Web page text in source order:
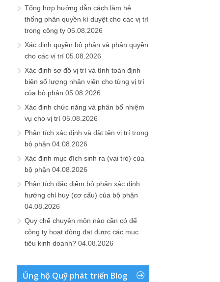
Tổng hợp hướng dẫn cách làm hệ
thống phân quyền kí duyệt cho các vị trí
trong công ty 05.08.2026
Xác định quyền bộ phận và phân quyền
cho các vị trí 05.08.2026
Xác định sơ đồ vị trí và tính toán định
biên số lượng nhân viên cho từng vị trí
của bộ phận 05.08.2026
Xác định chức năng và phân bổ nhiệm
vụ cho vị trí 05.08.2026
Phân tích xác định và đặt tên vị trí trong
bộ phận 04.08.2026
Xác định mục đích sinh ra (vai trò) của
bộ phận 04.08.2026
Phân tích đặc điểm bộ phận xác định
hướng chỉ huy (cơ cấu) của bộ phận
04.08.2026
Quy chế chuyên môn nào cần có để
công ty hoạt động đạt được các mục
tiêu kinh doanh? 04.08.2026
Ủng hộ Quỹ phát triển Blog